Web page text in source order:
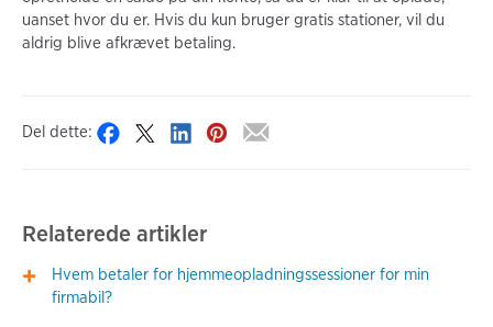
uanset hvor du er. Hvis du kun bruger gratis stationer, vil du
aldrig blive afkrævet betaling.
Del dette:
Relaterede artikler
Hvem betaler for hjemmeopladningssessioner for min
firmabil?